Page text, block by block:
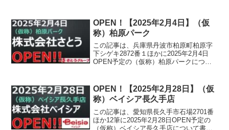
OPEN！【2025年2月4日】（仮
称）柏原パーク
この記事は、兵庫県丹波市柏原町柏原字
下シゲキ2872番１ほかに2025年2月4日
OPEN予定の（仮称）柏原パークについ
OPEN！【2025年2月28日】（仮
称）ベイシア長久手店
この記事は、愛知県長久手市石場2701番
ほか12筆に2025年2月28日OPEN予定の
（仮称）ベイシア長久手店について書か